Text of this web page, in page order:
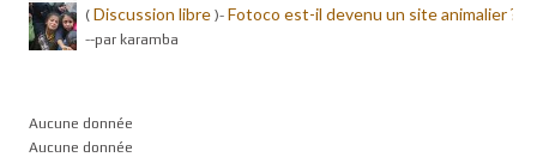
( Discussion libre )- Fotoco est-il devenu un site animalier ?
--par karamba
Aucune donnée
Aucune donnée